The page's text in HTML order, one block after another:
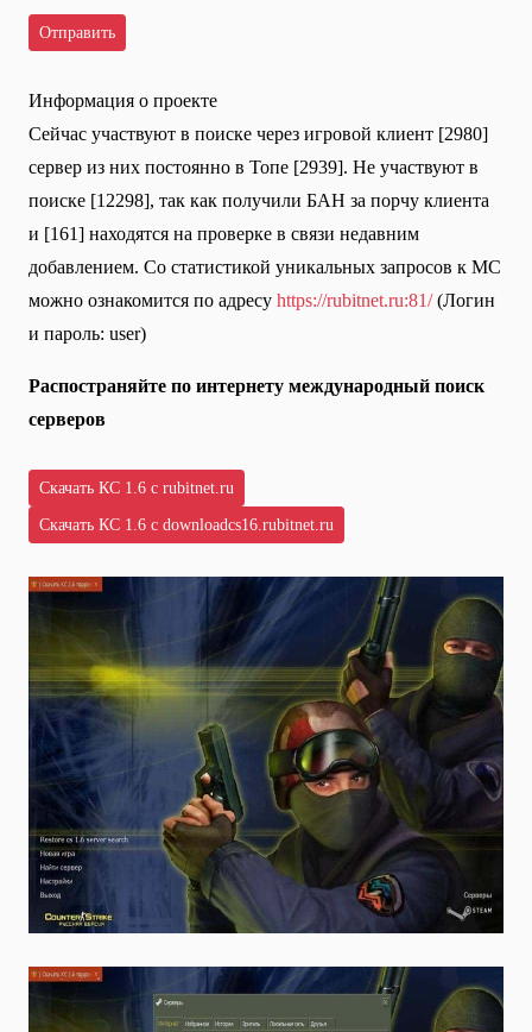
Информация о проекте
Сейчас участвуют в поиске через игровой клиент [2980]
сервер из них постоянно в Топе [2939]. Не участвуют в
поиске [12298], так как получили БАН за порчу клиента
и [161] находятся на проверке в связи недавним
добавлением. Со статистикой уникальных запросов к МС
можно ознакомится по адресу https://rubitnet.ru:81/(Логин
и пароль: user)
Распостраняйте по интернету международный поиск
серверов
Скачать КС 1.6 с rubitnet.ru
Скачать КС 1.6 с downloadcs16.rubitnet.ru